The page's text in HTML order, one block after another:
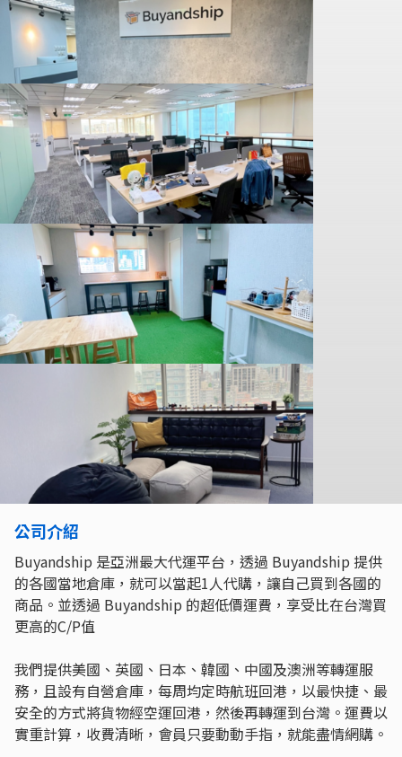
公司介紹
Buyandship 是亞洲最大代運平台，透過 Buyandship 提供
的各國當地倉庫，就可以當起1人代購，讓自己買到各國的
商品。並透過 Buyandship 的超低價運費，享受比在台灣買
更高的C/P值
我們提供美國、英國、日本、韓國、中國及澳洲等轉運服
務，且設有自營倉庫，每周均定時航班回港，以最快捷、最
安全的方式將貨物經空運回港，然後再轉運到台灣。運費以
實重計算，收費清晰，會員只要動動手指，就能盡情網購。